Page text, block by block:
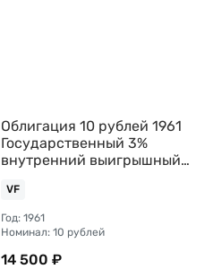
Облигация 10 рублей 1961
Государственный 3%
внутренний выигрышный
VF
Год: 1961
Номинал: 10 рублей
14 500 ₽